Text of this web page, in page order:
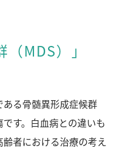
MDS）」
る骨髄異形成症候群
す。白血病との違いも
者における治療の考え